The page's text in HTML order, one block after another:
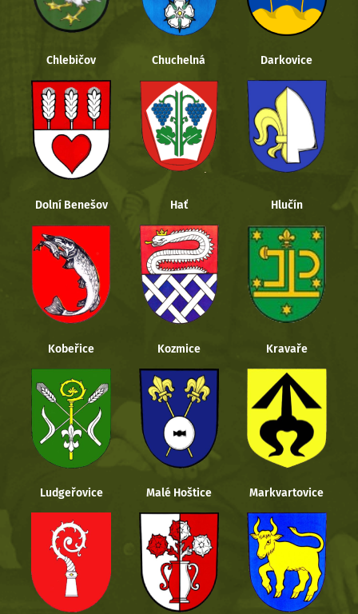
Chlebičov Chuchelná Darkovice
Dolní Benešov Hať Hlučín
Kobeřice Kozmice Kravaře
Ludgeřovice Malé Hoštice Markvartovice